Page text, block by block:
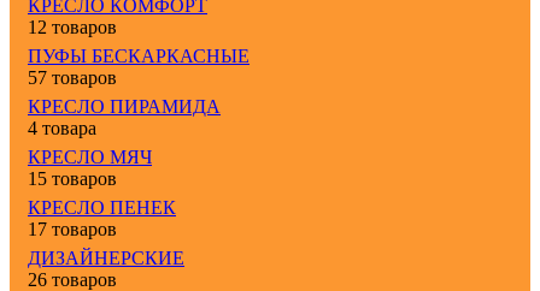
КРЕСЛО КОМФОРТ
12 товаров
ПУФЫ БЕСКАРКАСНЫЕ
57 товаров
КРЕСЛО ПИРАМИДА
4 товара
КРЕСЛО МЯЧ
15 товаров
КРЕСЛО ПЕНЕК
17 товаров
ДИЗАЙНЕРСКИЕ
26 товаров